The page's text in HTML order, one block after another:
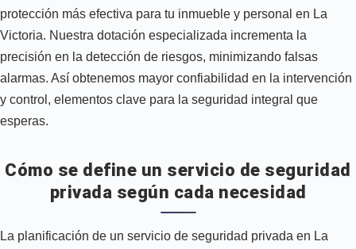
protección más efectiva para tu inmueble y personal en La
Victoria. Nuestra dotación especializada incrementa la
precisión en la detección de riesgos, minimizando falsas
alarmas. Así obtenemos mayor confiabilidad en la intervención
y control, elementos clave para la seguridad integral que
esperas.
Cómo se define un servicio de seguridad
privada según cada necesidad
La planificación de un servicio de seguridad privada en La